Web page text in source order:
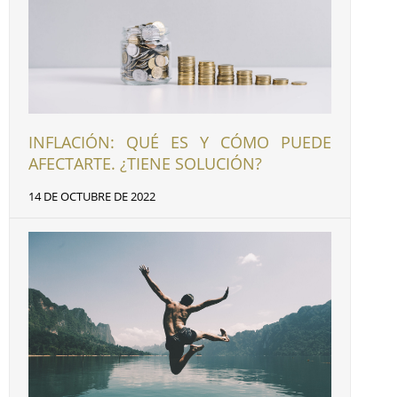
INFLACIÓN: QUÉ ES Y CÓMO PUEDE
AFECTARTE. ¿TIENE SOLUCIÓN?
14 DE OCTUBRE DE 2022